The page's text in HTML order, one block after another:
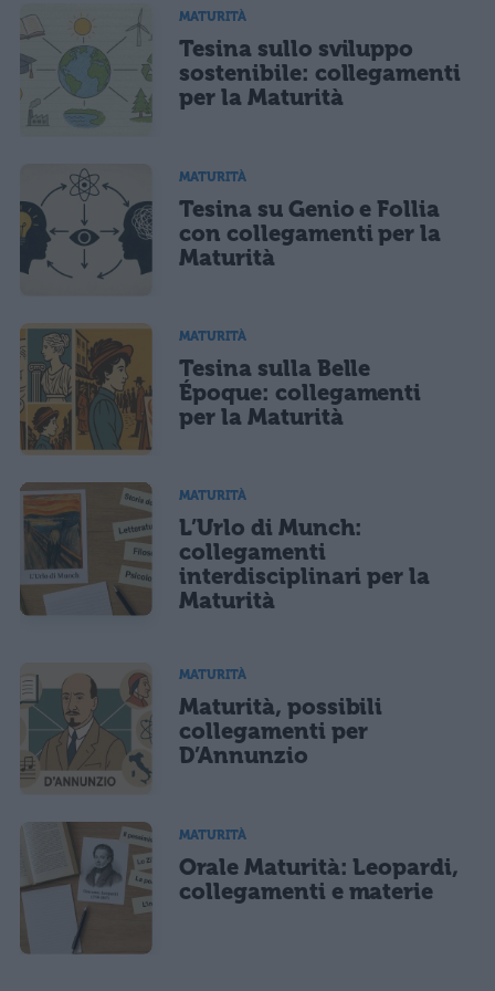
MATURITÀ
Tesina sullo sviluppo
sostenibile: collegamenti
per la Maturità
MATURITÀ
Tesina su Genio e Follia
con collegamenti per la
Maturità
MATURITÀ
Tesina sulla Belle
Époque: collegamenti
per la Maturità
MATURITÀ
L’Urlo di Munch:
collegamenti
interdisciplinari per la
Maturità
MATURITÀ
Maturità, possibili
collegamenti per
D’Annunzio
MATURITÀ
Orale Maturità: Leopardi,
collegamenti e materie